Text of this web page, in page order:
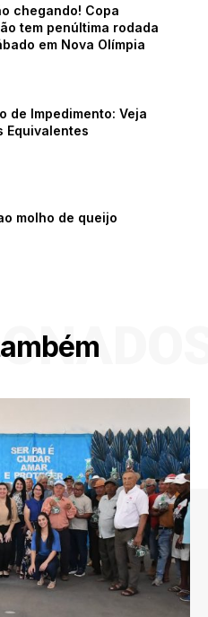
chegando! Copa
tem penúltima rodada
em Nova Olímpia
de Impedimento: Veja
Equivalentes
molho de queijo